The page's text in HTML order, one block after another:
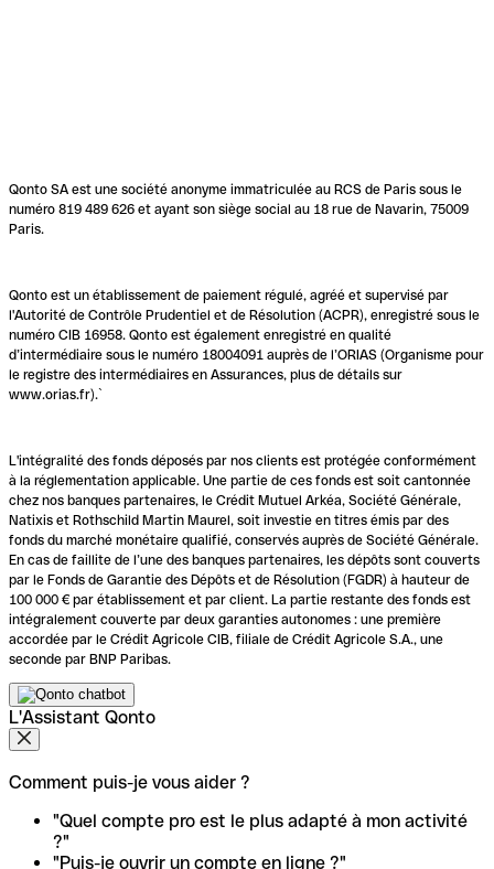
Qonto SA est une société anonyme immatriculée au RCS de Paris sous le
numéro 819 489 626 et ayant son siège social au 18 rue de Navarin, 75009
Paris.
Qonto est un établissement de paiement régulé, agréé et supervisé par
l'Autorité de Contrôle Prudentiel et de Résolution (ACPR), enregistré sous le
numéro CIB 16958. Qonto est également enregistré en qualité
d’intermédiaire sous le numéro 18004091 auprès de l’ORIAS (Organisme pour
le registre des intermédiaires en Assurances, plus de détails sur
www.orias.fr).`
L'intégralité des fonds déposés par nos clients est protégée conformément
à la réglementation applicable. Une partie de ces fonds est soit cantonnée
chez nos banques partenaires, le Crédit Mutuel Arkéa, Société Générale,
Natixis et Rothschild Martin Maurel, soit investie en titres émis par des
fonds du marché monétaire qualifié, conservés auprès de Société Générale.
En cas de faillite de l’une des banques partenaires, les dépôts sont couverts
par le Fonds de Garantie des Dépôts et de Résolution (FGDR) à hauteur de
100 000 € par établissement et par client. La partie restante des fonds est
intégralement couverte par deux garanties autonomes : une première
accordée par le Crédit Agricole CIB, filiale de Crédit Agricole S.A., une
seconde par BNP Paribas.
L'Assistant Qonto
Comment puis-je vous aider ?
"Quel compte pro est le plus adapté à mon activité
?"
"Puis-je ouvrir un compte en ligne ?"